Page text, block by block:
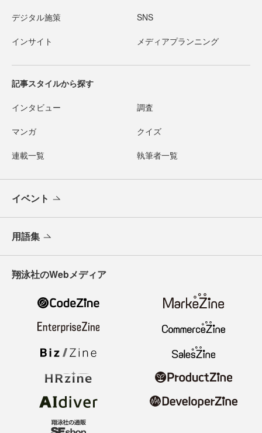
デジタル施策 SNS
インサイト メディアプランニング
記事スタイルから探す
インタビュー 調査
マンガ クイズ
連載一覧 執筆者一覧
イベント
用語集
翔泳社のWebメディア